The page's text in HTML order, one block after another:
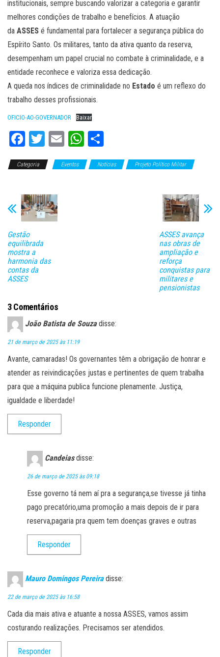
institucionais, sempre buscando valorizar a categoria e garantir
melhores condições de trabalho e benefícios. A atuação
da ASSES é fundamental para fortalecer a segurança pública do
Espírito Santo. Os militares, tanto da ativa quanto da reserva,
desempenham um papel crucial no combate à criminalidade, e a
entidade reconhece e valoriza essa dedicação.
A queda nos índices de criminalidade no Estado é um reflexo do
trabalho desses profissionais.
OFICIO-AO-GOVERNADOR Baixar
Fa
bo
T
tt
E
ail
W
ts m
Categoria Eventos Notícias
Projeto Político Militar
Gestão
equilibrada
mostra a
harmonia das
contas da
ASSES
ASSES avança
nas obras de
ampliação e
reforça
conquistas para
militares e
pensionistas
3 Comentários
João Batista de Souza disse:
21 de março de 2025 às 11:19
Avante, camaradas! Os governantes têm a obrigação de honrar e
atender as reivindicações justas e pertinentes de quem trabalha
para que a máquina publica funcione plenamente. Justiça,
igualdade e liberdade!
Responder
Candeias disse:
26 de março de 2025 às 09:18
Esse governo tá nem aí pra a segurança,se tivesse já tinha
pago precatório,uma promoção a mais depois de ir para
reserva,pagaria pra quem tem doenças graves e outras
Responder
Mauro Domingos Pereira disse:
22 de março de 2025 às 16:58
Cada dia mais ativa e atuante a nossa ASSES, vamos assim
costurando realizações. Precisamos ser atendidos.
Responder